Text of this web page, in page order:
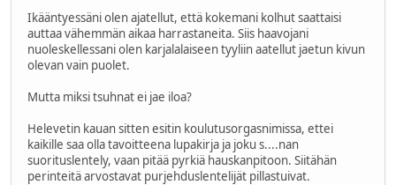
Ikääntyessäni olen ajatellut, että kokemani kolhut saattaisi
auttaa vähemmän aikaa harrastaneita. Siis haavojani
nuoleskellessani olen karjalalaiseen tyyliin aatellut jaetun kivun
olevan vain puolet.
Mutta miksi tsuhnat ei jae iloa?
Helevetin kauan sitten esitin koulutusorgasnimissa, ettei
kaikille saa olla tavoitteena lupakirja ja joku s....nan
suorituslentely, vaan pitää pyrkiä hauskanpitoon. Siitähän
perinteitä arvostavat purjehduslentelijät pillastuivat.